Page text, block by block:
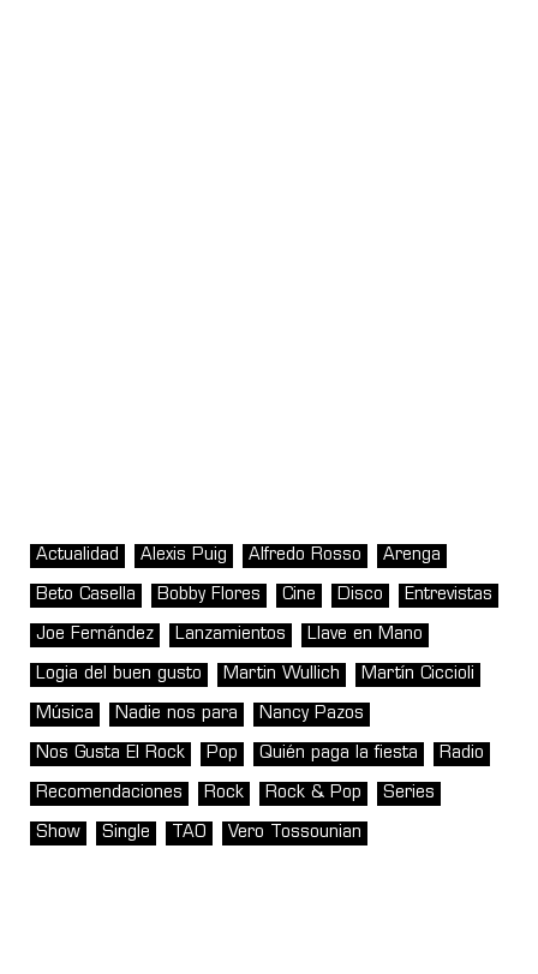
Actualidad Alexis Puig Alfredo Rosso Arenga
Beto Casella Bobby Flores Cine Disco Entrevistas
Joe Fernández Lanzamientos Llave en Mano
Logia del buen gusto Martin Wullich Martín Ciccioli
Música Nadie nos para Nancy Pazos
Nos Gusta El Rock Pop Quién paga la fiesta Radio
Recomendaciones Rock Rock & Pop Series
Show Single TAO Vero Tossounian